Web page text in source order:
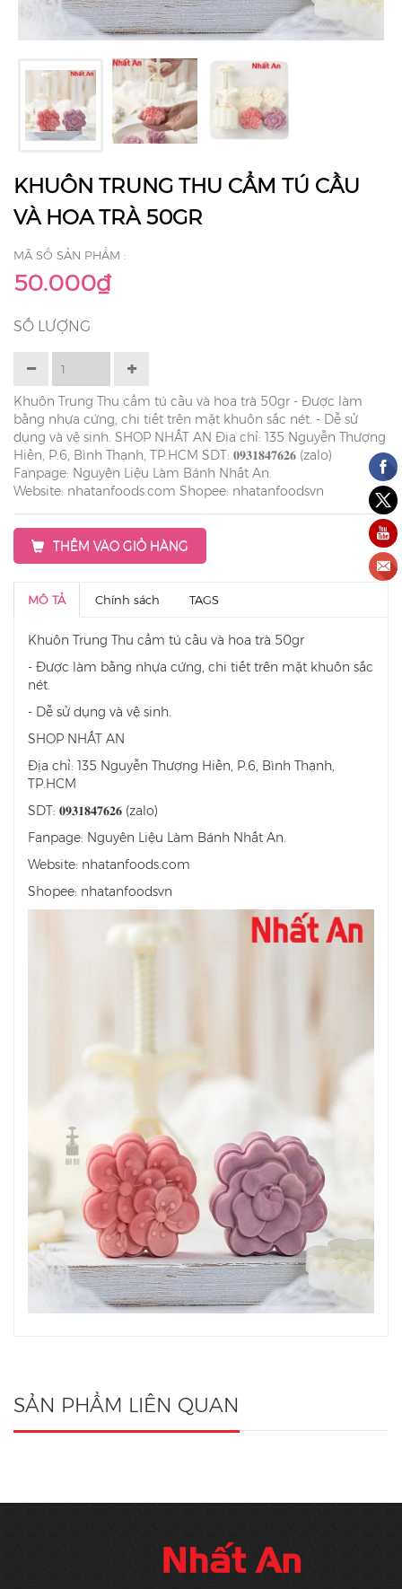
KHUÔN TRUNG THU CẨM TÚ CẦU
VÀ HOA TRÀ 50GR
MÃ SỐ SẢN PHẨM :
50.000₫
SỐ LƯỢNG
Khuôn Trung Thu cẩm tú cầu và hoa trà 50gr - Được làm
bằng nhựa cứng, chi tiết trên mặt khuôn sắc nét. - Dễ sử
dụng và vệ sinh. SHOP NHẤT AN Địa chỉ: 135 Nguyễn Thượng
Hiền, P.6, Bình Thạnh, TP.HCM SDT: 𝟎𝟗𝟑𝟏𝟖𝟒𝟕𝟔𝟐𝟔 (zalo)
Fanpage: Nguyên Liệu Làm Bánh Nhất An.
Website: nhatanfoods.com Shopee: nhatanfoodsvn
THÊM VÀO GIỎ HÀNG
MÔ TẢ Chính sách TAGS
Khuôn Trung Thu cẩm tú cầu và hoa trà 50gr
- Được làm bằng nhựa cứng, chi tiết trên mặt khuôn sắc
nét.
- Dễ sử dụng và vệ sinh.
SHOP NHẤT AN
Địa chỉ: 135 Nguyễn Thượng Hiền, P.6, Bình Thạnh,
TP.HCM
SDT: 𝟎𝟗𝟑𝟏𝟖𝟒𝟕𝟔𝟐𝟔 (zalo)
Fanpage: Nguyên Liệu Làm Bánh Nhất An.
Website: nhatanfoods.com
Shopee: nhatanfoodsvn
SẢN PHẨM LIÊN QUAN